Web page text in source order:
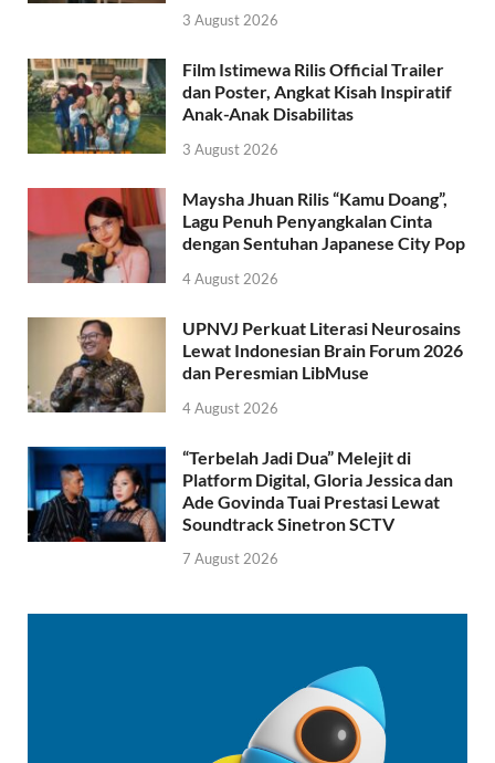
3 August 2026
Film Istimewa Rilis Official Trailer
dan Poster, Angkat Kisah Inspiratif
Anak-Anak Disabilitas
3 August 2026
Maysha Jhuan Rilis “Kamu Doang”,
Lagu Penuh Penyangkalan Cinta
dengan Sentuhan Japanese City Pop
4 August 2026
UPNVJ Perkuat Literasi Neurosains
Lewat Indonesian Brain Forum 2026
dan Peresmian LibMuse
4 August 2026
“Terbelah Jadi Dua” Melejit di
Platform Digital, Gloria Jessica dan
Ade Govinda Tuai Prestasi Lewat
Soundtrack Sinetron SCTV
7 August 2026